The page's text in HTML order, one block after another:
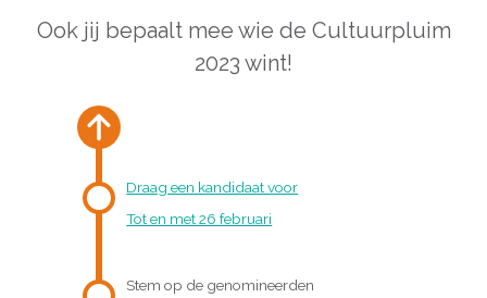
Ook jij bepaalt mee wie de Cultuurpluim
2023 wint!
Draag een kandidaat voor
Tot en met 26 februari
Stem op de genomineerden